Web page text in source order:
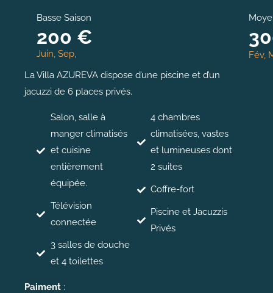
Basse Saison
200 €
Juin, Sep,
Fév,
La Villa AZUREVA dispose d’une piscine et d’un
jacuzzi de 6 places privés.
Salon, salle à
manger climatisés
et cuisine
entièrement
équipée.
Télévision
connectée
3 salles de douche
et 4 toilettes
4 chambres
climatisées, vastes
et lumineuses dont
2 suites
Coffre-fort
Piscine et Jacuzzis
Privés
Paiment :